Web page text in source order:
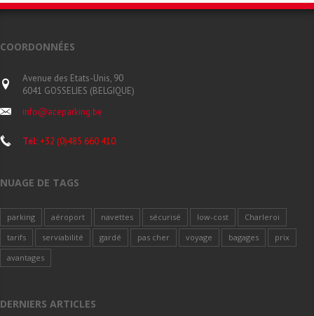
COORDONNÉES
Avenue des Etats-Unis, 90
6041 GOSSELIES (BELGIQUE)
info@aceparking.be
Tél:+32 (0)485 660 410
NUAGE DE TAGS
parking aéroport navettes sécurisé low-cost
Charleroi
tarifs
serviabilité gardé pas cher voyage bagages
prix
avantages
DERNIERS ARTICLES